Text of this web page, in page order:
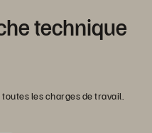
technique
les charges de travail.